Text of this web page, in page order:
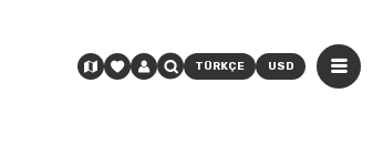
TÜRKÇE USD